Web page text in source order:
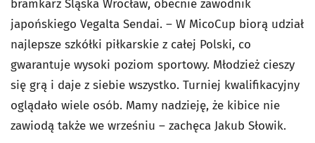
bramkarz Śląska Wrocław, obecnie zawodnik
japońskiego Vegalta Sendai. – W MicoCup biorą udział
najlepsze szkółki piłkarskie z całej Polski, co
gwarantuje wysoki poziom sportowy. Młodzież cieszy
się grą i daje z siebie wszystko. Turniej kwalifikacyjny
oglądało wiele osób. Mamy nadzieję, że kibice nie
zawiodą także we wrześniu – zachęca Jakub Słowik.